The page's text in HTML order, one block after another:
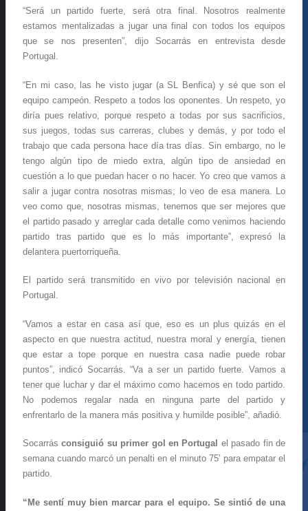
“Será un partido fuerte, será otra final. Nosotros realmente
estamos mentalizadas a jugar una final con todos los equipos
que se nos presenten”, dijo Socarrás en entrevista desde
Portugal.
“En mi caso, las he visto jugar (a SL Benfica) y sé que son el
equipo campeón. Respeto a todos los oponentes. Un respeto, yo
diría pues relativo, porque respeto a todas por sus sacrificios,
sus juegos, todas sus carreras, clubes y demás, y por todo el
trabajo que cada persona hace día tras días. Sin embargo, no le
tengo algún tipo de miedo extra, algún tipo de ansiedad en
cuestión a lo que puedan hacer o no hacer. Yo creo que vamos a
salir a jugar contra nosotras mismas; lo veo de esa manera. Lo
veo como que, nosotras mismas, tenemos que ser mejores que
el partido pasado y arreglar cada detalle como venimos haciendo
partido tras partido que es lo más importante”, expresó la
delantera puertorriqueña.
El partido será transmitido en vivo por televisión nacional en
Portugal.
“Vamos a estar en casa así que, eso es un plus quizás en el
aspecto en que nuestra actitud, nuestra moral y energía, tienen
que estar a tope porque en nuestra casa nadie puede robar
puntos”, indicó Socarrás. “Va a ser un partido fuerte. Vamos a
tener que luchar y dar el máximo como hacemos en todo partido.
No podemos regalar nada en ninguna parte del partido y
enfrentarlo de la manera más positiva y humilde posible”, añadió.
Socarrásconsiguió su primer gol en Portugal el pasado fin de
semana cuando marcó un penalti en el minuto 75’ para empatar el
partido.
“Me sentí muy bien marcar para el equipo. Se sintió de una